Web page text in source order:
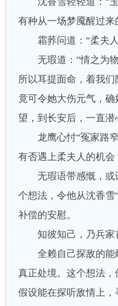
有种从一场梦魇醒过
霜荞问道：“柔夫人
无瑕道：“情之为物
所以耳提面命，着我
竟可令她大伤元气，
望，到长安后，一直
龙鹰心忖“冤家路窄
有否遇上柔夫人的机会
无瑕语带感慨，或
个想法，令他从沈香雪
补偿的安慰。
知彼知己，乃兵家
全赖自己探敌的能
真正处境。这个想法，
假设能在探听敌情上